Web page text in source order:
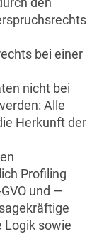
bei einer
nicht bei
Alle
Herkunft der
Profiling
und —
Logik sowie